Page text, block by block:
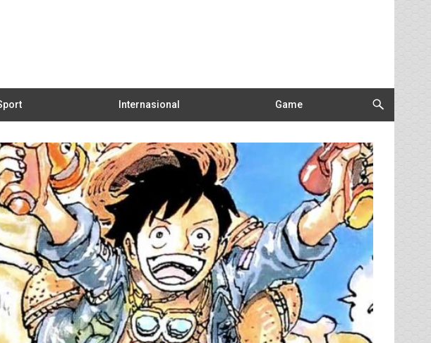
Internasional Game